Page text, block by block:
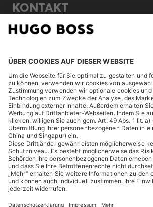
KONTAKT
ENTDECKEN
HUGO BOSS Corporate